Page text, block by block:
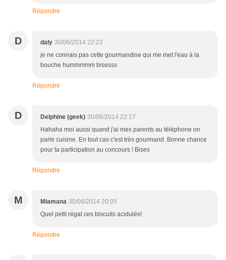
Répondre
D daly 30/06/2014 22:23
je ne connais pas cette gourmandise qui me met l'eau à la
bouche hummmmm bisesss
Répondre
D Delphine (geek) 30/06/2014 22:17
Hahaha moi aussi quand j'ai mes parents au téléphone on
parle cuisine. En tout cas c'est très gourmand. Bonne chance
pour ta participation au concours ! Bises
Répondre
M Miamana 30/06/2014 20:05
Quel petit régal ces biscuits acidulés!
Répondre